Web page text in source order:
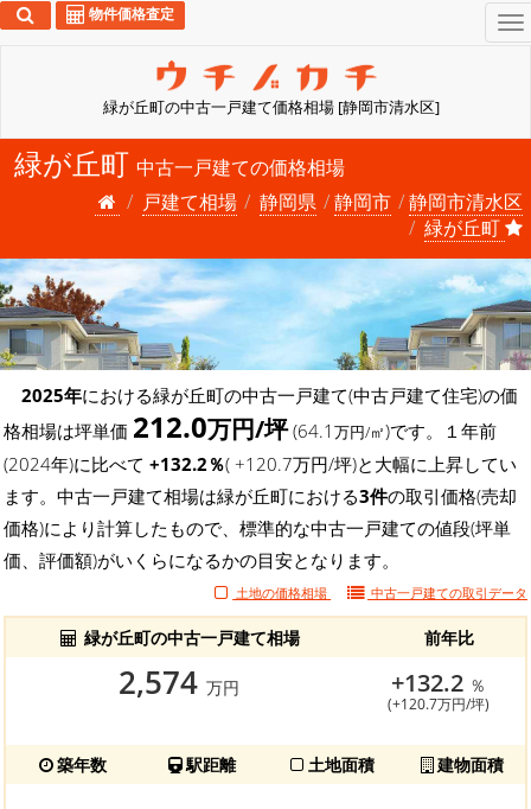
緑が丘町の中古一戸建て価格相場 [静岡市清水区]
物件価格査定
緑が丘町 中古一戸建ての価格相場
戸建て相場
静岡県 静岡市
静岡市清水区
緑が丘町
2025年における緑が丘町の中古一戸建て(中古戸建て住宅)の価
格相場は坪単価 212.0万円/坪(64.1 万円/㎡)です。１年前
(2024年)に比べて +132.2％( +120.7万円/坪)と大幅に上昇してい
ます。中古一戸建て相場は緑が丘町における3件の取引価格(売却
価格)により計算したもので、標準的な中古一戸建ての値段(坪単
価、評価額)がいくらになるかの目安となります。
土地の価格相場 中古一戸建ての取引データ
緑が丘町の中古一戸建て相場 前年比
2,574 万円 +132.2 ％
(+120.7万円/坪)
築年数 駅距離 土地面積 建物面積